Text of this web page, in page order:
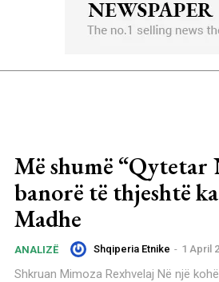
Më shumë “Qytetar
banorë të thjeshtë
Madhe
ANALIZË Shqiperia Etnike - 1 April
Shkruan Mimoza Rexhvelaj Në një kohë kur shpopullimi e ka kthyer